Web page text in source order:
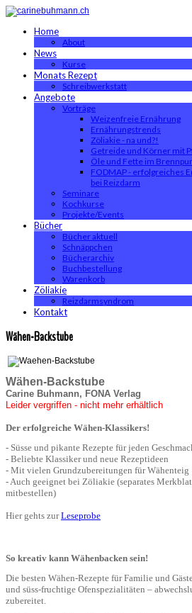
Home
About
News
Kurse
Monats Rezept
Schreibwerkstatt
Angebote
Vorträge
Weizenfreie Ernährung
Ernährungstrends
Zöliakie - na und?!
Getreide und Körner mit
Öle und Fette im
FODMAP - erfolgreiches
bei Reizdarm
Seminare
Kochkurse
Projekte/Events
Bücher
Bücher aktuell
Schnäppchen
Bücherarchiv
Buchbestellung
Warenkorb
Zöliakie
Reizdarmsyndrom
Kontakt
Wähen-Backstube
Wähen-Backstube
Carine Buhmann, FONA Verlag
Leider vergriffen - nicht mehr erhältlich
Der erfolgreiche Wähen-Klassikers!
- Süsse und pikante Rezepte für jeden
- Beliebte Klassiker und neue Rezeptideen
- Mit vielen Grundzubereitungen für Wähenteig
- Auch geeignet bei Zöliakie (separates
mitbestellen)
Hier gehts zurLeseprobe
So kreativ kann Wähenbacken sein!
Die besten Wähen-Rezepte für Familie und
und süss-fruchtige Ofenspezialitäten –
zubereitet.